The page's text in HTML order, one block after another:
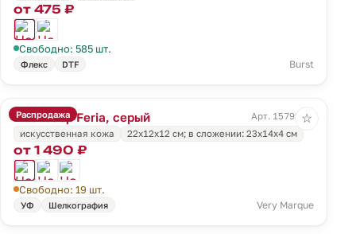
от 475 ₽
Свободно: 585 шт.
Флекс DTF Burst
Распродажа
Несессер Feria, серый
Арт. 15799.10
искусственная кожа
22х12х12 см; в сложении: 23х14х4 см
от 1 490 ₽
Свободно: 19 шт.
УФ Шелкография Very Marque
☆